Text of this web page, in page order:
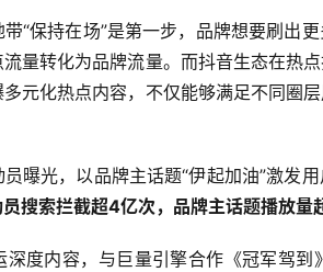
“保持在场”是第一步，品牌想要刷出
量转化为品牌流量。而抖音生态在热
元化热点内容，不仅能够满足不同圈
曝光，以品牌主话题“伊起加油”激发
搜索拦截超4亿次，品牌主话题播放量
深度内容，与巨量引擎合作《冠军驾